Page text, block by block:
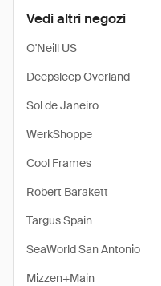
Vedi altri negozi
O'Neill US
Deepsleep Overland
Sol de Janeiro
WerkShoppe
Cool Frames
Robert Barakett
Targus Spain
SeaWorld San Antonio
Mizzen+Main